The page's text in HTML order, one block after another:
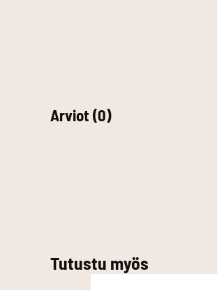
Arviot (0)
Tutustu myös